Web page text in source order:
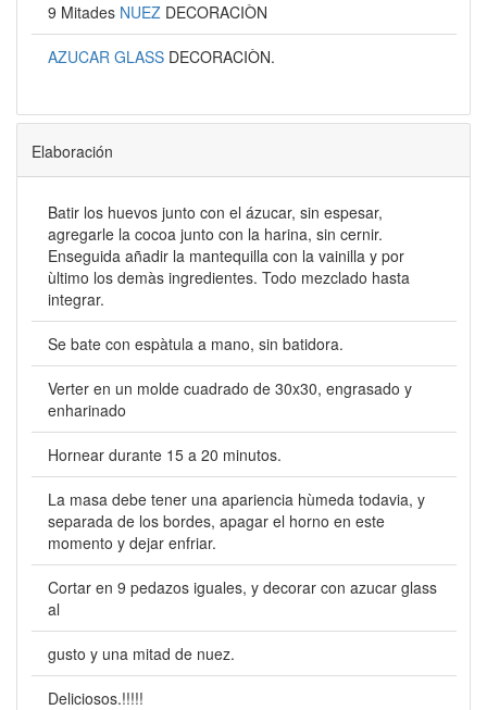
9 Mitades NUEZ DECORACIÒN
AZUCAR GLASS DECORACIÒN.
Elaboración
Batir los huevos junto con el ázucar, sin espesar,
agregarle la cocoa junto con la harina, sin cernir.
Enseguida añadir la mantequilla con la vainilla y por
ùltimo los demàs ingredientes. Todo mezclado hasta
integrar.
Se bate con espàtula a mano, sin batidora.
Verter en un molde cuadrado de 30x30, engrasado y
enharinado
Hornear durante 15 a 20 minutos.
La masa debe tener una apariencia hùmeda todavia, y
separada de los bordes, apagar el horno en este
momento y dejar enfriar.
Cortar en 9 pedazos iguales, y decorar con azucar glass
al
gusto y una mitad de nuez.
Deliciosos.!!!!!